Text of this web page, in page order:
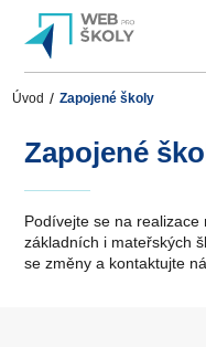
Úvod Zapojené školy
Zapojené
Podívejte se na
základních i mateřských
se změny a kontaktujte